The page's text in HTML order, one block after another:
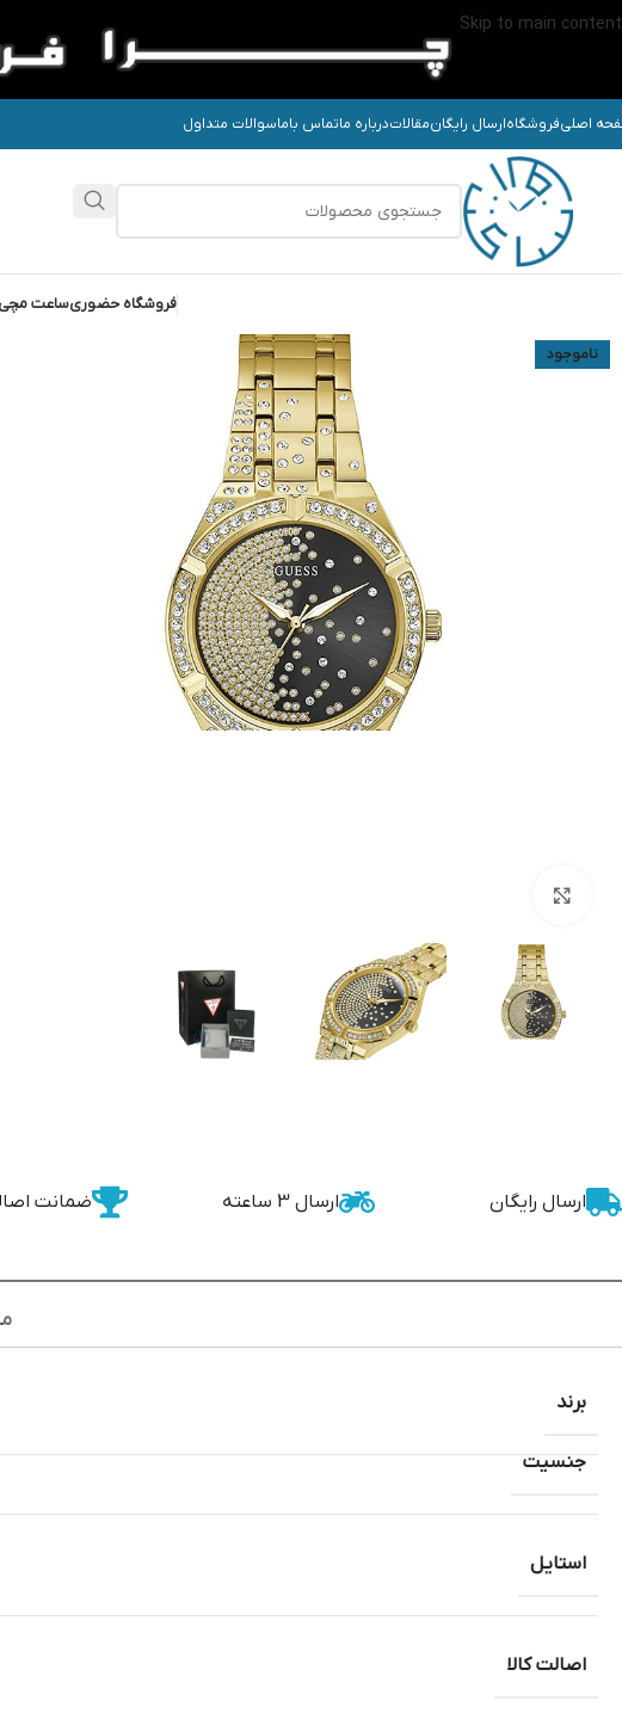
Skip to main content
اصلیفروشگاهارسال رایگانمقالاتدرباره ماتماس باماسوالات متداول
فروشگاه حضوریساعت
ناموجود
ارسال رایگان ارسال 3 ساعته ضمانت
جنسیت
استایل
اصالت کالا
برند